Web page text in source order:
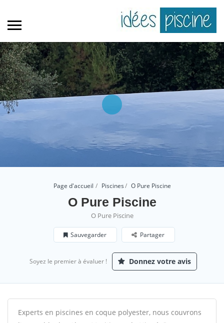
Page d'accueil Piscines O Pure Piscine
O Pure Piscine
O Pure Piscine
Sauvegarder Partager
Soyez le premier à évaluer ! Donnez votre avis
Experts en piscines en coque polyester, nous couvrons